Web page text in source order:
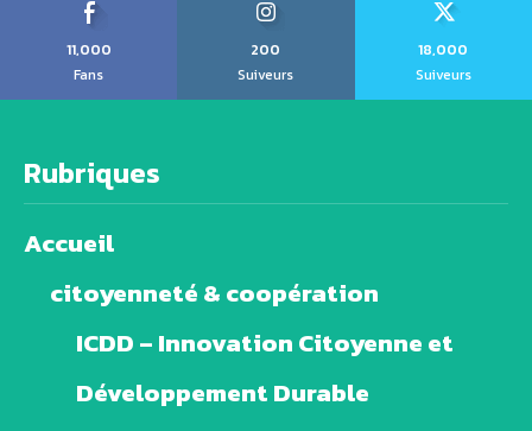
11,000
Fans
200
Suiveurs
18,000
Suiveurs
Rubriques
Accueil
citoyenneté & coopération
ICDD – Innovation Citoyenne et
Développement Durable